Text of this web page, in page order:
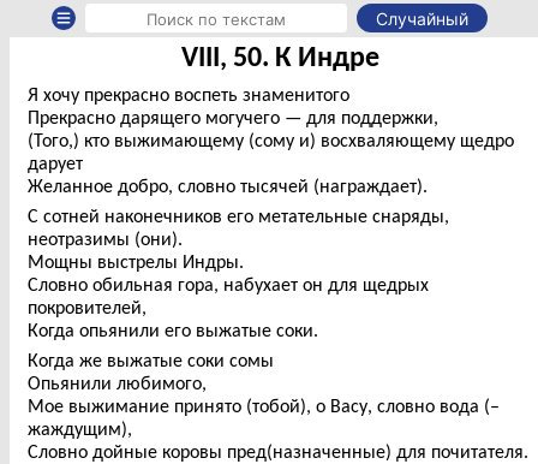
Случайный
VIII, 50. К Индре
Я хочу прекрасно воспеть знаменитого
Прекрасно дарящего могучего — для поддержки,
(Того,) кто выжимающему (сому и) восхваляющему щедро
дарует
Желанное добро, словно тысячей (награждает).
С сотней наконечников его метательные снаряды,
неотразимы (они).
Мощны выстрелы Индры.
Словно обильная гора, набухает он для щедрых
покровителей,
Когда опьянили его выжатые соки.
Когда же выжатые соки сомы
Опьянили любимого,
Мое выжимание принято (тобой), о Васу, словно вода (–
жаждущим),
Словно дойные коровы пред(назначенные) для почитателя.